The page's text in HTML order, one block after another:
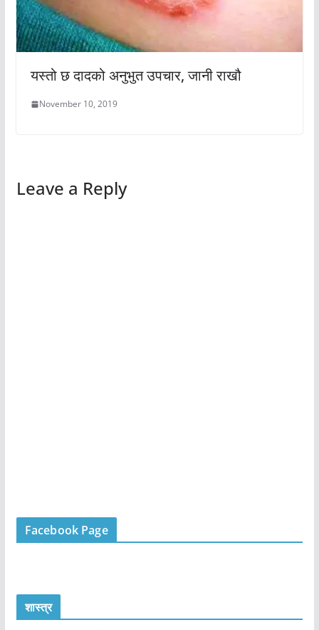
यस्तो छ दादको अनुभुत उपचार, जानी राखौ
November 10, 2019
Leave a Reply
Facebook Page
शास्त्र